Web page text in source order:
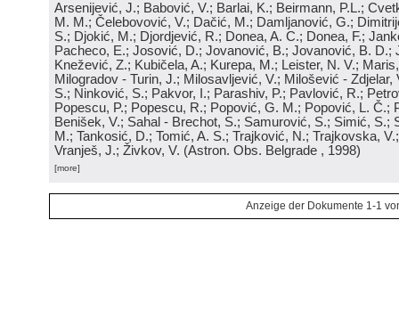
Arsenijević, J.; Babović, V.; Barlai, K.; Beirmann, P.L.;
M. M.; Čelebovović, V.; Dačić, M.; Damljanović, G.;
S.; Djokić, M.; Djordjević, R.; Donea, A. C.; Donea, F.;
Pacheco, E.; Josović, D.; Jovanović, B.; Jovanović, B. D.;
Knežević, Z.; Kubičela, A.; Kurepa, M.; Leister, N. V.;
Milogradov - Turin, J.; Milosavljević, V.; Milošević - Zdjelar,
S.; Ninković, S.; Pakvor, I.; Parashiv, P.; Pavlović, R.;
Popescu, P.; Popescu, R.; Popović, G. M.; Popović, L. Č.;
Benišek, V.; Sahal - Brechot, S.; Samurović, S.; Simić, S.;
M.; Tankosić, D.; Tomić, A. S.; Trajković, N.; Trajkovska,
Vranješ, J.; Živkov, V. (Astron. Obs. Belgrade , 1998)
[more]
Anzeige der Dokumente 1-1